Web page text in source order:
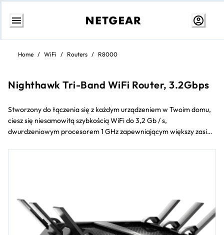
Przejdź
treściHome / WiFi / Routers / R8000
Nighthawk Tri-Band WiFi Router, 3.2Gbps
Stworzony do łączenia się z każdym urządzeniem w Twoim domu,
ciesz się niesamowitą szybkością WiFi do 3,2 Gb / s,
dwurdzeniowym procesorem 1 GHz zapewniającym większy zasięg